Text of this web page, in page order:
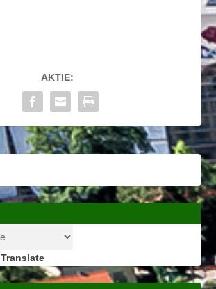
AKTIE:
Translate